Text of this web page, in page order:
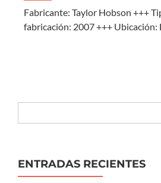
Fabricante: Taylor Hobson +++
fabricación: 2007 +++ Ubicación:
Buscar:
ENTRADAS RECIENTES